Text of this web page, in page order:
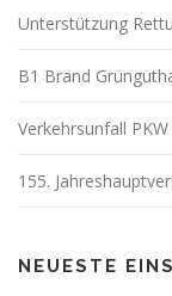
Unterstützung
B1 Brand
Verkehrsunfall PKW
155.
NEUESTE